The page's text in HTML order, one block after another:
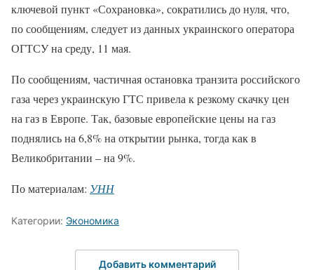
ключевой пункт «Сохрановка», сократились до нуля, что,
по сообщениям, следует из данных украинского оператора
ОГТСУ на среду, 11 мая.
По сообщениям, частичная остановка транзита российского
газа через украинскую ГТС привела к резкому скачку цен
на газ в Европе. Так, базовые европейские цены на газ
поднялись на 6,8% на открытии рынка, тогда как в
Великобритании – на 9%.
По материалам: УНН
Категории: Экономика
Добавить комментарий